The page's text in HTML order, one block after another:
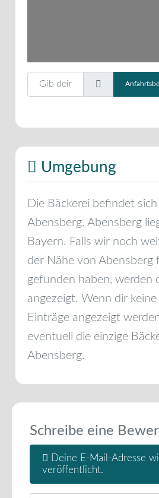
Gib deinen Standort ein.
Umgebung
Die Bäckerei befindet sich
Abensberg. Abensberg
Bayern. Falls wir noch
der Nähe von Abensberg
gefunden haben, werden
angezeigt. Wenn dir
Einträge angezeigt
eventuell die einzige
Abensberg.
Schreibe eine
Deine E-Mail-Adresse
veröffentlicht.